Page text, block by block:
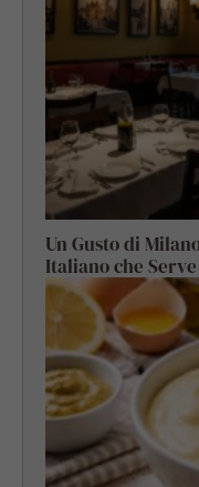
Un Gusto di
Italiano che